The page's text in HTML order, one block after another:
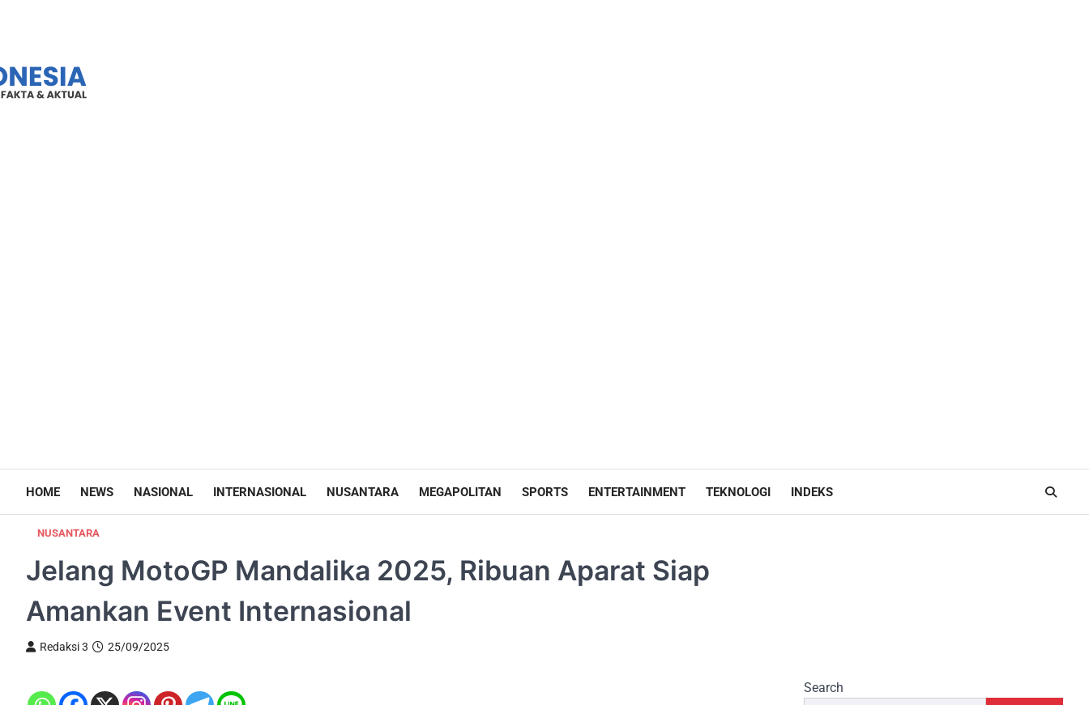
HOME NEWS NASIONAL INTERNASIONAL NUSANTARA MEGAPOLITAN SPORTS ENTERTAINMENT TEKNOLOGI INDEKS
NUSANTARA
Jelang MotoGP Mandalika 2025, Ribuan Aparat Siap
Amankan Event Internasional
Redaksi 3 25/09/2025
Search